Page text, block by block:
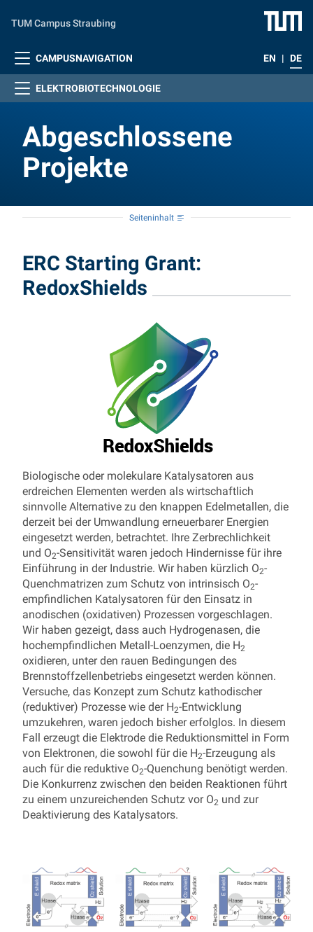
TUM Campus Straubing
CAMPUSNAVIGATION EN | DE
ELEKTROBIOTECHNOLOGIE
Abgeschlossene
Projekte
Seiteninhalt
Abgeschlossene
ERC Starting Grant:
RedoxShields
Biologische oder molekulare Katalysatoren aus
erdreichen Elementen werden als wirtschaftlich
sinnvolle Alternative zu den knappen Edelmetallen, die
derzeit bei der Umwandlung erneuerbarer Energien
eingesetzt werden, betrachtet. Ihre Zerbrechlichkeit
und O2-Sensitivität waren jedoch Hindernisse für ihre
Einführung in der Industrie. Wir haben kürzlich O2-
Quenchmatrizen zum Schutz von intrinsisch O2-
empfindlichen Katalysatoren für den Einsatz in
anodischen (oxidativen) Prozessen vorgeschlagen.
Wir haben gezeigt, dass auch Hydrogenasen, die
hochempfindlichen Metall-Loenzymen, die H2
oxidieren, unter den rauen Bedingungen des
Brennstoffzellenbetriebs eingesetzt werden können.
Versuche, das Konzept zum Schutz kathodischer
(reduktiver) Prozesse wie der H2-Entwicklung
umzukehren, waren jedoch bisher erfolglos. In diesem
Fall erzeugt die Elektrode die Reduktionsmittel in Form
von Elektronen, die sowohl für die H2-Erzeugung als
auch für die reduktive O2-Quenchung benötigt werden.
Die Konkurrenz zwischen den beiden Reaktionen führt
zu einem unzureichenden Schutz vor O2 und zur
Deaktivierung des Katalysators.